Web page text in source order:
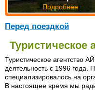
Перед поездкой
Туристическое
Туристическое агентство
деятельность с 1996 года.
специализировалось на
В настоящее время мы
Подробнее